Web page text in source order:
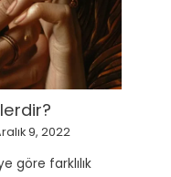
9, 2022
göre farklılık